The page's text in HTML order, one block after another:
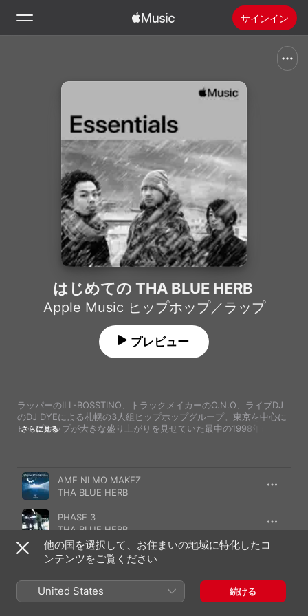
サインイン
新着おすすめ
ラジオ
Apple Musicをインストール
はじめての THA BLUE HERB
Apple Music ヒップホップ／ラップ
ラッパーのILL-BOSSTINO、トラックメイカーのO.N.O、ライブDJ
のDJ DYEによる札幌の3人組ヒップホップグループ。東京を中心に
ヒップホップが大きな盛り上がりを見せていた最中の1998年に自主
のラップは多くのフォロワーを生んだ。その後もソロ作なども含め
て地に足を着けた活動を重ねてきた彼らは、揺るぎない信念を言葉
に詰め込んでローカルに根ざしたヒップホップを体現しながら、同
時にジャンルの枠を超えた人気も得るなど唯一無二の存在感を放ち
続けている。北の大地から放たれる力強いメッセージに耳を傾けて
みよう。
さらに見る
プレビュー
AME NI MO MAKEZ
THA BLUE HERB
PHASE 3
THA BLUE HERB
ALL I DO
THA BLUE HERB
SEE EVIL, HEAR EVIL, SPEAK NO EVIL
tha BOSS
他の国を選択して、お住まいの地域に特化したコ
ンテンツをご覧ください
United States 続ける